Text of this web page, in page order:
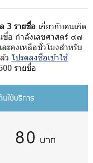
3 รายชื่อ เกี่ยวกับคนเกิด
อ กำลังเลขศาสตร์ ๔๗
ะคงเหลือชั่วโมงสำหรับ
ว โปรดลงชื่อเข้าใช้
รายชื่อ
นใช้บริการ
80 บาท